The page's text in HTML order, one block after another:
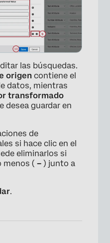
las búsquedas.
origen contiene el
datos, mientras
transformado
desea guardar en
de
si hace clic en el
eliminarlos si
menos ( – ) junto a
.